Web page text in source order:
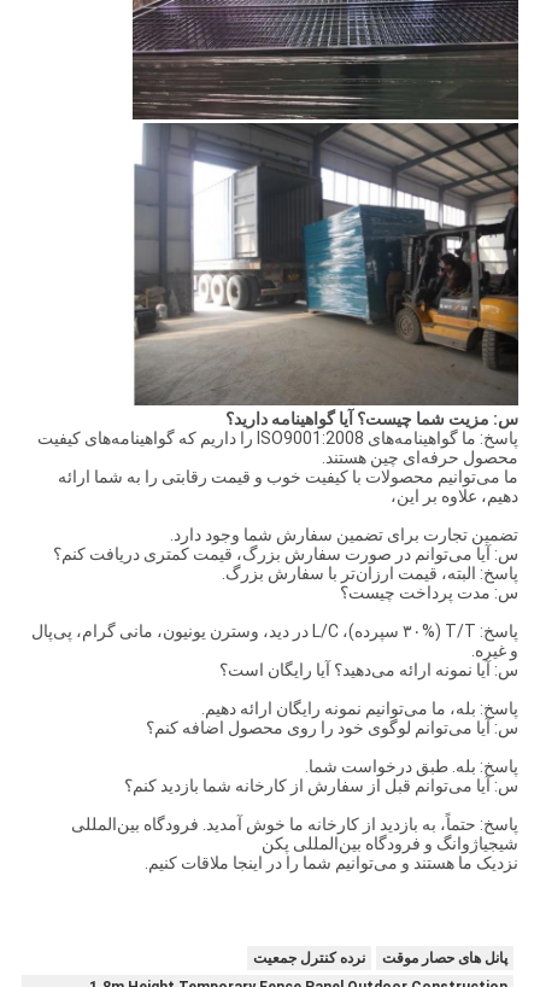
س: مزیت شما چیست؟ آیا گواهینامه دارید؟
پاسخ: ما گواهینامه‌های ISO9001:2008 را داریم که گواهینامه‌های کیفیت
محصول حرفه‌ای چین هستند.
ما می‌توانیم محصولات با کیفیت خوب و قیمت رقابتی را به شما ارائه
دهیم، علاوه بر این،
تضمین تجارت برای تضمین سفارش شما وجود دارد.
س: آیا می‌توانم در صورت سفارش بزرگ، قیمت کمتری دریافت کنم؟
پاسخ: البته، قیمت ارزان‌تر با سفارش بزرگ.
س: مدت پرداخت چیست؟
پاسخ: T/T (۳۰% سپرده)، L/C در دید، وسترن یونیون، مانی گرام، پی‌پال
و غیره.
س: آیا نمونه ارائه می‌دهید؟ آیا رایگان است؟
پاسخ: بله، ما می‌توانیم نمونه رایگان ارائه دهیم.
س: آیا می‌توانم لوگوی خود را روی محصول اضافه کنم؟
پاسخ: بله. طبق درخواست شما.
س: آیا می‌توانم قبل از سفارش از کارخانه شما بازدید کنم؟
پاسخ: حتماً، به بازدید از کارخانه ما خوش آمدید. فرودگاه بین‌المللی
شیجیاژوانگ و فرودگاه بین‌المللی پکن
نزدیک ما هستند و می‌توانیم شما را در اینجا ملاقات کنیم.
پانل های حصار موقت
نرده کنترل جمعیت